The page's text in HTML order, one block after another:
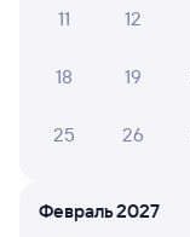
Способы оплаты
11 12
18 19
25 26
Февраль 2027